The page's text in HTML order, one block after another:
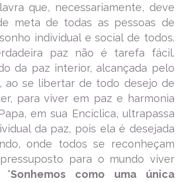
que, necessariamente, deve
meta de todas as pessoas de
individual e social de todos.
paz não é tarefa fácil.
da paz interior, alcançada pelo
ao se libertar de todo desejo de
para viver em paz e harmonia
em sua Encíclica, ultrapassa
da paz, pois ela é desejada
onde todos se reconheçam
para o mundo viver
“Sonhemos como uma única